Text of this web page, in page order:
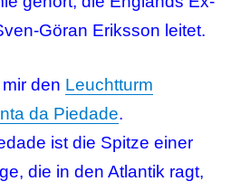
Göran Eriksson leitet.
den Leuchtturm
da Piedade.
ist die Spitze einer
die in den Atlantik ragt,